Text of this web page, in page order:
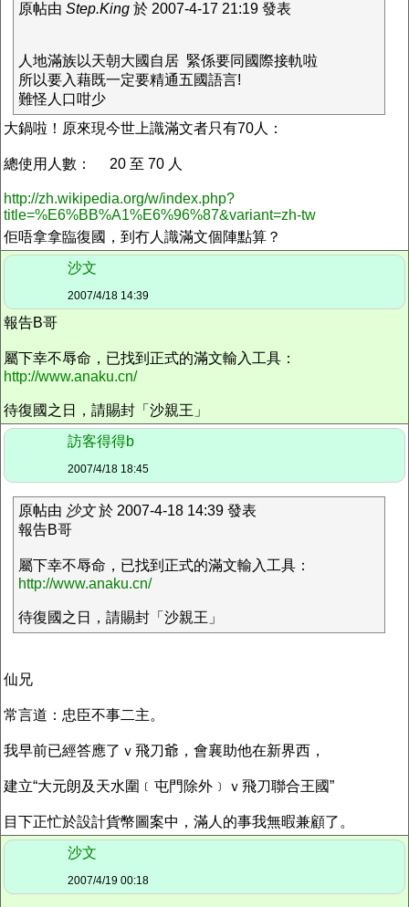
原帖由 Step.King 於 2007-4-17 21:19 發表
人地滿族以天朝大國自居 緊係要同國際接軌啦
所以要入藉既一定要精通五國語言!
難怪人口咁少
大鍋啦！原來現今世上識滿文者只有70人：
總使用人數： 20 至 70 人
http://zh.wikipedia.org/w/index.php?
title=%E6%BB%A1%E6%96%87&variant=zh-tw
佢唔拿拿臨復國，到冇人識滿文個陣點算？
沙文
2007/4/18 14:39
報告B哥
屬下幸不辱命，已找到正式的滿文輸入工具：
http://www.anaku.cn/
待復國之日，請賜封「沙親王」
訪客得得b
2007/4/18 18:45
原帖由 沙文於 2007-4-18 14:39 發表
報告B哥
屬下幸不辱命，已找到正式的滿文輸入工具：
http://www.anaku.cn/
待復國之日，請賜封「沙親王」
仙兄
常言道：忠臣不事二主。
我早前已經答應了ｖ飛刀爺，會襄助他在新界西，
建立“大元朗及天水圍﹝屯門除外﹞ｖ飛刀聯合王國”
目下正忙於設計貨幣圖案中，滿人的事我無暇兼顧了。
沙文
2007/4/19 00:18